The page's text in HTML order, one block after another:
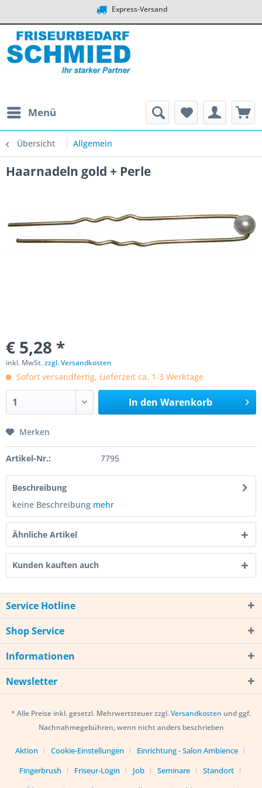
Express-Versand
Menü
Übersicht Allgemein
Haarnadeln gold + Perle
€ 5,28 *
inkl. MwSt.zzgl. Versandkosten
Sofort versandfertig, Lieferzeit ca. 1-3 Werktage
In den Warenkorb
Merken
Artikel-Nr.: 7795
Beschreibung
keine Beschreibung mehr
Ähnliche Artikel
Kunden kauften auch
Service Hotline
Shop Service
Informationen
Newsletter
* Alle Preise inkl. gesetzl. Mehrwertsteuer zzgl.Versandkosten und ggf.
Nachnahmegebühren, wenn nicht anders beschrieben
Aktion Cookie-Einstellungen
Einrichtung - Salon Ambience
Fingerbrush
Friseur-Login Job Seminare
Standort